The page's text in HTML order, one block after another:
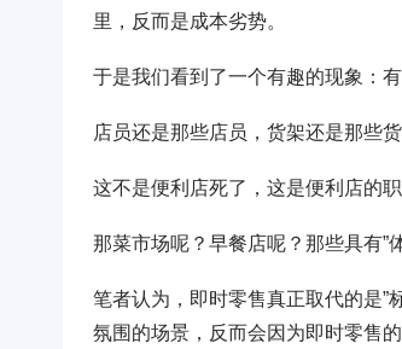
里，反而是成本劣势。
于是我们看到了一个有趣的现象：
店员还是那些店员，货架还是那些
这不是便利店死了，这是便利店的职
那菜市场呢？早餐店呢？那些具有”
笔者认为，即时零售真正取代的是
氛围的场景，反而会因为即时零售